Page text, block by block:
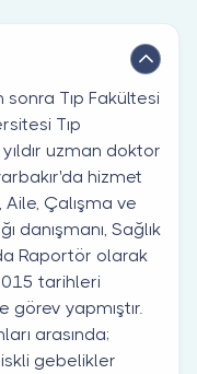
sonra Tıp Fakültesi
Tıp
uzman doktor
hizmet
Çalışma ve
danışmanı, Sağlık
Raportör olarak
tarihleri
yapmıştır.
arasında;
gebelikler